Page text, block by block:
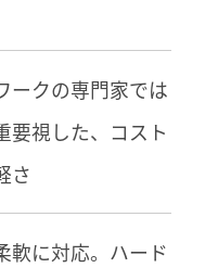
ークの専門家では
要視した、コスト
さ
軟に対応。ハード